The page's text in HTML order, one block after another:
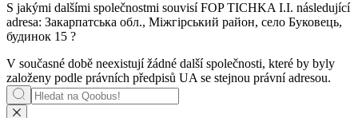
S jakými dalšími společnostmi souvisíFOP TICHKA I.I. následující
adresa: Закарпатська обл., Міжгірський район, село Буковець,
будинок 15 ?
V současné době neexistují žádné další společnosti, které by byly
založeny podle právních předpisů UA se stejnou právní adresou.